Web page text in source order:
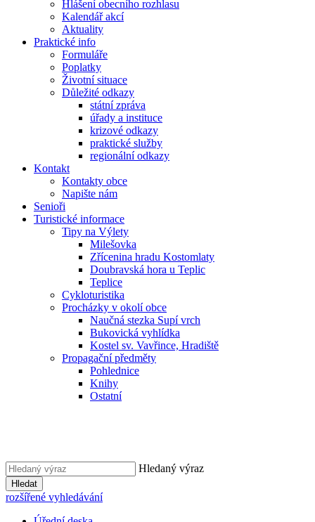
Hlášení obecního rozhlasu
Kalendář akcí
Aktuality
Praktické info
Formuláře
Poplatky
Životní situace
Důležité odkazy
státní zpráva
úřady a instituce
krizové odkazy
praktické služby
regionální odkazy
Kontakt
Kontakty obce
Napište nám
Senioři
Turistické informace
Tipy na Výlety
Milešovka
Zřícenina hradu Kostomlaty
Doubravská hora u Teplic
Teplice
Cykloturistika
Procházky v okolí obce
Naučná stezka Supí vrch
Bukovická vyhlídka
Kostel sv. Vavřince, Hradiště
Propagační předměty
Pohlednice
Knihy
Ostatní
Hledaný výraz
Hledat
rozšířené vyhledávání